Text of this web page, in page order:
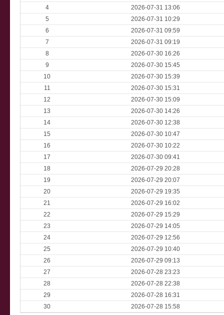
4
2026-07-31 13:06
5
2026-07-31 10:29
6
2026-07-31 09:59
7
2026-07-31 09:19
8
2026-07-30 16:26
9
2026-07-30 15:45
10
2026-07-30 15:39
11
2026-07-30 15:31
12
2026-07-30 15:09
13
2026-07-30 14:26
14
2026-07-30 12:38
15
2026-07-30 10:47
16
2026-07-30 10:22
17
2026-07-30 09:41
18
2026-07-29 20:28
19
2026-07-29 20:07
20
2026-07-29 19:35
21
2026-07-29 16:02
22
2026-07-29 15:29
23
2026-07-29 14:05
24
2026-07-29 12:56
25
2026-07-29 10:40
26
2026-07-29 09:13
27
2026-07-28 23:23
28
2026-07-28 22:38
29
2026-07-28 16:31
30
2026-07-28 15:58